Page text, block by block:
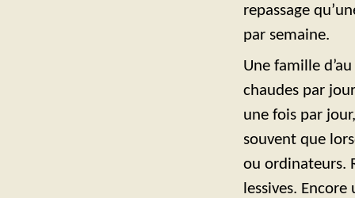
repassage
par semaine.
Une famille
chaudes par
une fois par
souvent que
ou ordinateurs.
lessives.